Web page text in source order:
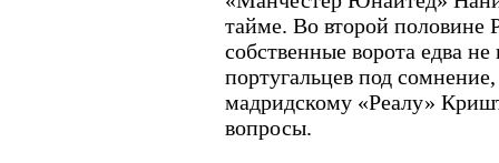
тайме. Во второй половине
собственные ворота едва
португальцев под
мадридскому «Реалу»
вопросы.